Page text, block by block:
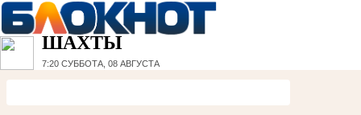
ШАХТЫ
7:20 СУББОТА, 08 АВГУСТА